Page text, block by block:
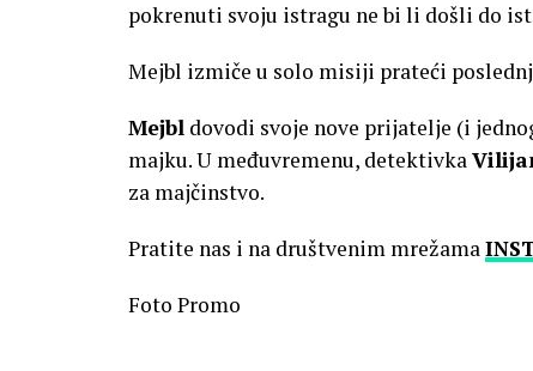
pokrenuti svoju istragu ne bi li došli do
Mejbl izmiče u solo misiji prateći
Mejbl dovodi svoje nove prijatelje (i
majku. U međuvremenu, detektivka
za majčinstvo.
Pratite nas i na društvenim mrežama
Foto Promo